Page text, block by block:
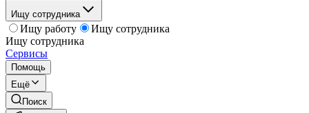
Ищу сотрудника
Ищу работу
Ищу сотрудника
Ищу сотрудника
Сервисы
Помощь
Ещё
Поиск